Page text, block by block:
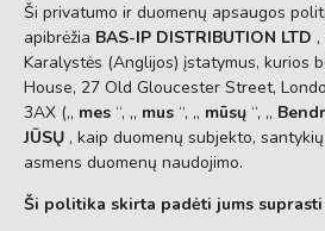
Ši privatumo ir duomenų apsaugos
apibrėžia BAS-IP DISTRIBUTION LTD
Karalystės (Anglijos) įstatymus, kurios
House, 27 Old Gloucester Street,
3AX („ mes “, „ mus “, „ mūsų “, „
JŪSŲ , kaip duomenų subjekto,
asmens duomenų naudojimo.
Ši politika skirta padėti jums suprasti